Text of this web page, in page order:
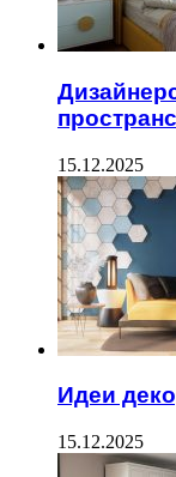
15.12.2025
Идеи
15.12.2025